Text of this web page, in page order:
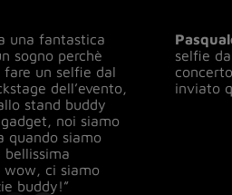
una fantastica
sogno perchè
un selfie dal
dell’evento,
stand buddy
noi siamo
quando siamo
wow, ci siamo
buddy!”
selfie
inviato